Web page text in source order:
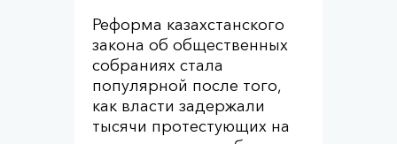
Реформа казахстанского
закона об общественных
собраниях стала
популярной после того,
как власти задержали
тысячи протестующих на